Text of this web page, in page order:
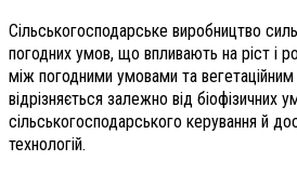
Сільськогосподарське виробництво
погодних умов, що впливають на ріст і
між погодними умовами та
відрізняється залежно від біофізичних
сільськогосподарського керування й
технологій.